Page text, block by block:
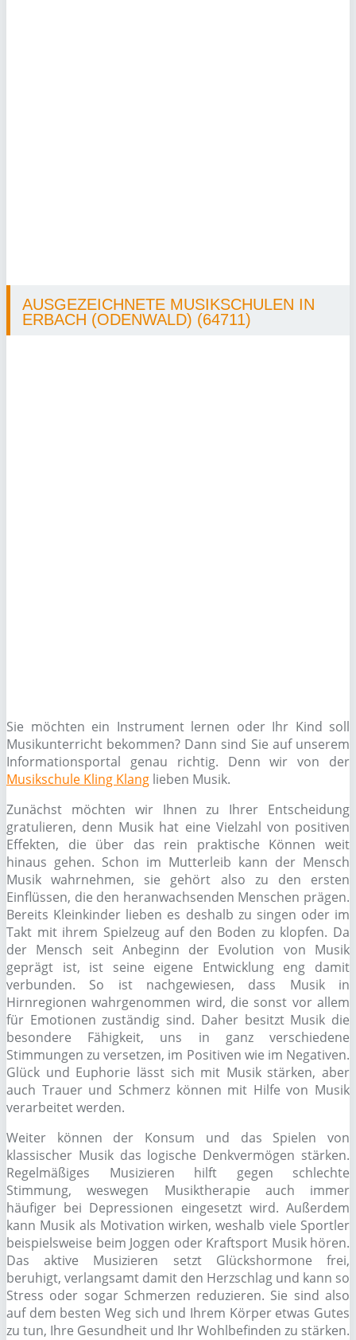
AUSGEZEICHNETE MUSIKSCHULEN IN
ERBACH (ODENWALD) (64711)
Sie möchten ein Instrument lernen oder Ihr Kind soll
Musikunterricht bekommen? Dann sind Sie auf unserem
Informationsportal genau richtig. Denn wir von der
Musikschule Kling Klang lieben Musik.
Zunächst möchten wir Ihnen zu Ihrer Entscheidung
gratulieren, denn Musik hat eine Vielzahl von positiven
Effekten, die über das rein praktische Können weit
hinaus gehen. Schon im Mutterleib kann der Mensch
Musik wahrnehmen, sie gehört also zu den ersten
Einflüssen, die den heranwachsenden Menschen prägen.
Bereits Kleinkinder lieben es deshalb zu singen oder im
Takt mit ihrem Spielzeug auf den Boden zu klopfen. Da
der Mensch seit Anbeginn der Evolution von Musik
geprägt ist, ist seine eigene Entwicklung eng damit
verbunden. So ist nachgewiesen, dass Musik in
Hirnregionen wahrgenommen wird, die sonst vor allem
für Emotionen zuständig sind. Daher besitzt Musik die
besondere Fähigkeit, uns in ganz verschiedene
Stimmungen zu versetzen, im Positiven wie im Negativen.
Glück und Euphorie lässt sich mit Musik stärken, aber
auch Trauer und Schmerz können mit Hilfe von Musik
verarbeitet werden.
Weiter können der Konsum und das Spielen von
klassischer Musik das logische Denkvermögen stärken.
Regelmäßiges Musizieren hilft gegen schlechte
Stimmung, weswegen Musiktherapie auch immer
häufiger bei Depressionen eingesetzt wird. Außerdem
kann Musik als Motivation wirken, weshalb viele Sportler
beispielsweise beim Joggen oder Kraftsport Musik hören.
Das aktive Musizieren setzt Glückshormone frei,
beruhigt, verlangsamt damit den Herzschlag und kann so
Stress oder sogar Schmerzen reduzieren. Sie sind also
auf dem besten Weg sich und Ihrem Körper etwas Gutes
zu tun, Ihre Gesundheit und Ihr Wohlbefinden zu stärken.